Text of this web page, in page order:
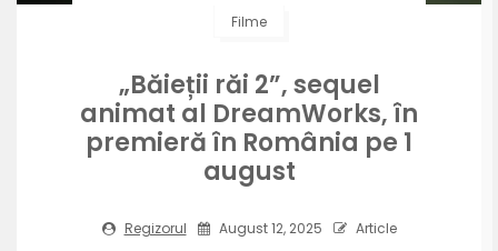
Filme
„Băieții răi 2”, sequel
animat al DreamWorks, în
premieră în România pe 1
august
Regizorul August 12, 2025 Article